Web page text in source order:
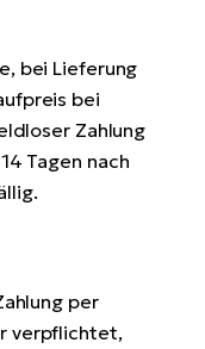
bei Lieferung
bei
Zahlung
Tagen nach
per
verpflichtet,